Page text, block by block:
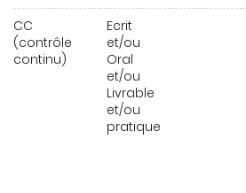
CC
(contrôle
continu)
Ecrit
et/ou
Oral
et/ou
Livrable
et/ou
pratique